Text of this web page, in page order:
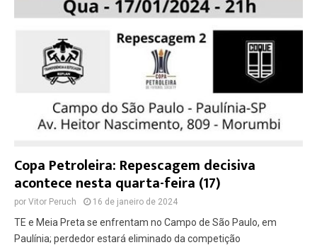
Copa Petroleira: Repescagem decisiva
acontece nesta quarta-feira (17)
por Vitor Peruch 16 de janeiro de 2024
TE e Meia Preta se enfrentam no Campo de São Paulo, em
Paulínia; perdedor estará eliminado da competição